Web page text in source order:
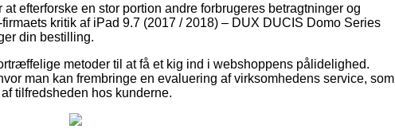
efterforske en stor portion andre forbrugeres betragtninger og
kritik af iPad 9.7 (2017 / 2018) – DUX DUCIS Domo Series
din bestilling.
metoder til at få et kig ind i webshoppens pålidelighed.
man kan frembringe en evaluering af virksomhedens service, som
tilfredsheden hos kunderne.